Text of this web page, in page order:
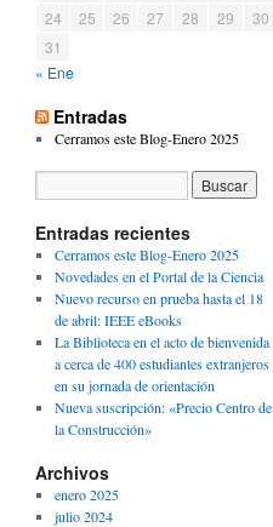
24
25 26 27 28 29
30
31
« Ene
Entradas
Cerramos este Blog-Enero 2025
Entradas recientes
Cerramos este Blog-Enero 2025
Novedades en el Portal de la Ciencia
Nuevo recurso en prueba hasta el 18
de abril: IEEE eBooks
La Biblioteca en el acto de bienvenida
a cerca de 400 estudiantes extranjeros
en su jornada de orientación
Nueva suscripción: «Precio Centro de
la Construcción»
Archivos
enero 2025
julio 2024